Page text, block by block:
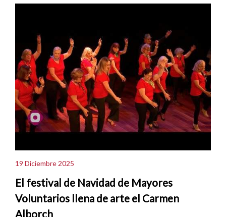
19 Diciembre 2025
El festival de Navidad de Mayores
Voluntarios llena de arte el Carmen
Alborch